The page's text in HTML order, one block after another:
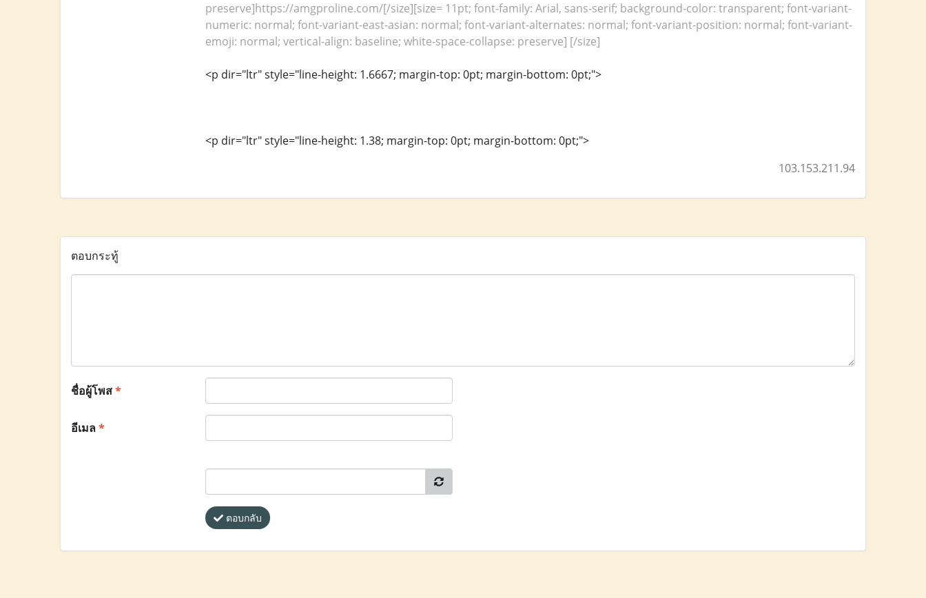
preserve]https://amgproline.com/[/size][size= 11pt; font-family: Arial, sans-serif; background-color: transparent; font-variant-
numeric: normal; font-variant-east-asian: normal; font-variant-alternates: normal; font-variant-position: normal; font-variant-
emoji: normal; vertical-align: baseline; white-space-collapse: preserve] [/size]
<p dir="ltr" style="line-height: 1.6667; margin-top: 0pt; margin-bottom: 0pt;">
<p dir="ltr" style="line-height: 1.38; margin-top: 0pt; margin-bottom: 0pt;">
103.153.211.94
ตอบกระทู้
ชื่อผู้โพส*
อีเมล*
ตอบกลับ